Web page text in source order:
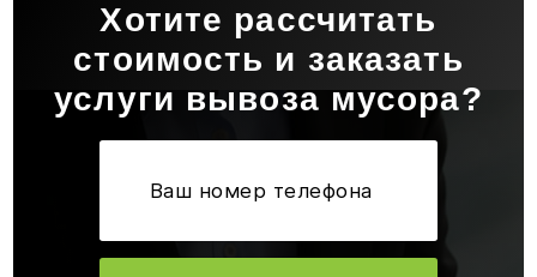
Хотите рассчитать
стоимость и заказать
услуги вывоза мусора?